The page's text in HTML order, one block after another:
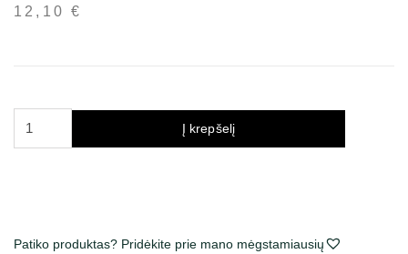
12,10€
Skin
Į krepšelį
Patiko produktas? Pridėkite prie mano mėgstamiausių